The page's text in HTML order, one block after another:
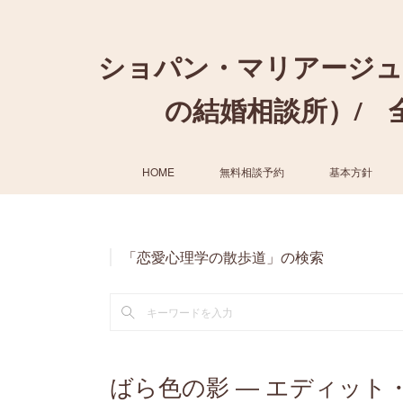
ショパン・マリアージ
の結婚相談所）/
HOME 無料相談予約 基本方針
「恋愛心理学の散歩道」の検索
ばら色の影 ― エディット